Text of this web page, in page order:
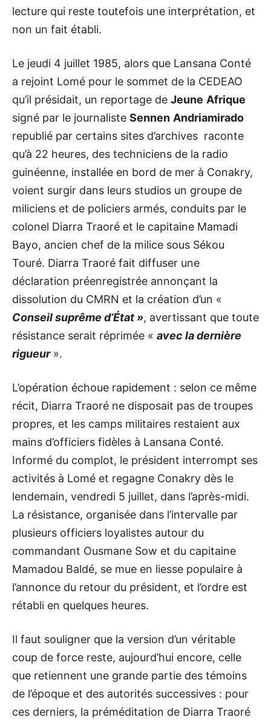
lecture qui reste toutefois une interprétation, et
non un fait établi.
Le jeudi 4 juillet 1985, alors que Lansana Conté
a rejoint Lomé pour le sommet de la CEDEAO
qu’il présidait, un reportage de Jeune Afrique
signé par le journaliste Sennen Andriamirado
republié par certains sites d’archives raconte
qu’à 22 heures, des techniciens de la radio
guinéenne, installée en bord de mer à Conakry,
voient surgir dans leurs studios un groupe de
miliciens et de policiers armés, conduits par le
colonel Diarra Traoré et le capitaine Mamadi
Bayo, ancien chef de la milice sous Sékou
Touré. Diarra Traoré fait diffuser une
déclaration préenregistrée annonçant la
dissolution du CMRN et la création d’un «
Conseil suprême d’État », avertissant que toute
résistance serait réprimée « avec la dernière
rigueur».
L’opération échoue rapidement : selon ce même
récit, Diarra Traoré ne disposait pas de troupes
propres, et les camps militaires restaient aux
mains d’officiers fidèles à Lansana Conté.
Informé du complot, le président interrompt ses
activités à Lomé et regagne Conakry dès le
lendemain, vendredi 5 juillet, dans l’après-midi.
La résistance, organisée dans l’intervalle par
plusieurs officiers loyalistes autour du
commandant Ousmane Sow et du capitaine
Mamadou Baldé, se mue en liesse populaire à
l’annonce du retour du président, et l’ordre est
rétabli en quelques heures.
Il faut souligner que la version d’un véritable
coup de force reste, aujourd’hui encore, celle
que retiennent une grande partie des témoins
de l’époque et des autorités successives : pour
ces derniers, la préméditation de Diarra Traoré